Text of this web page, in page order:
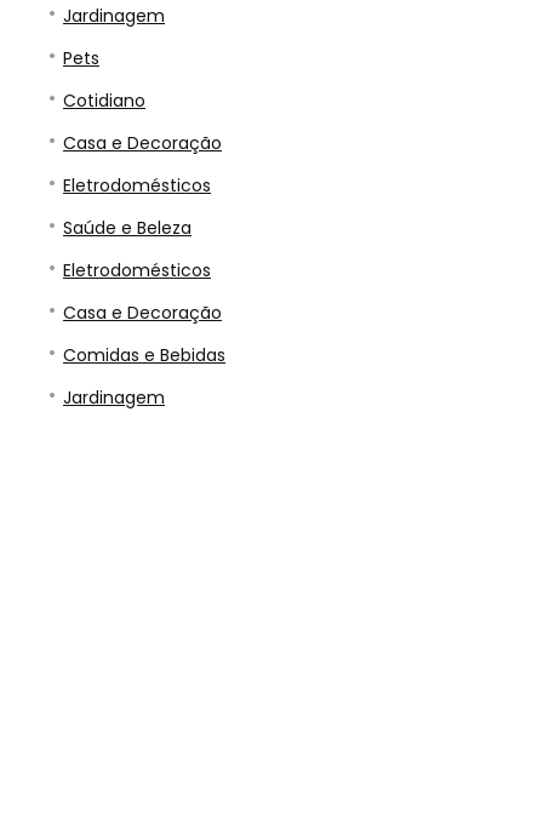
Jardinagem
Pets
Cotidiano
Casa e Decoração
Eletrodomésticos
Saúde e Beleza
Eletrodomésticos
Casa e Decoração
Comidas e Bebidas
Jardinagem